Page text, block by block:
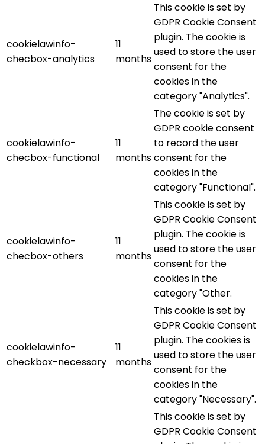
cookielawinfo-
checbox-analytics
11
months
This cookie is set by
GDPR Cookie Consent
plugin. The cookie is
used to store the user
consent for the
cookies in the
category "Analytics".
cookielawinfo-
checbox-functional
11
months
The cookie is set by
GDPR cookie consent
to record the user
consent for the
cookies in the
category "Functional".
cookielawinfo-
checbox-others
11
months
This cookie is set by
GDPR Cookie Consent
plugin. The cookie is
used to store the user
consent for the
cookies in the
category "Other.
cookielawinfo-
checkbox-necessary
11
months
This cookie is set by
GDPR Cookie Consent
plugin. The cookies is
used to store the user
consent for the
cookies in the
category "Necessary".
This cookie is set by
GDPR Cookie Consent